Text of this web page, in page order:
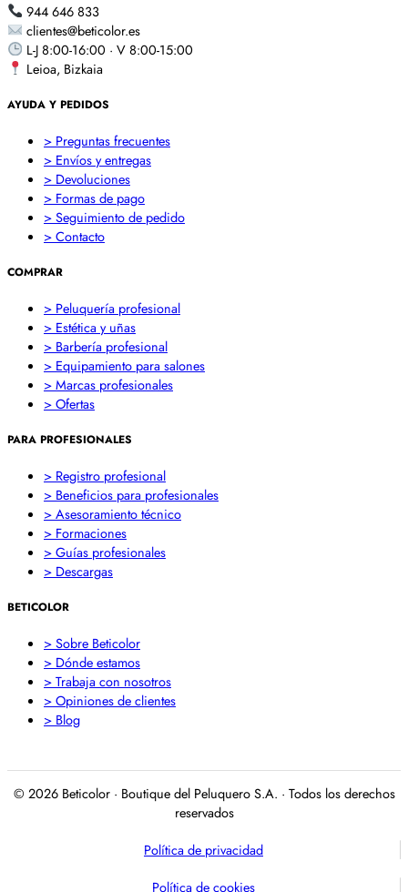
944 646 833
clientes@beticolor.es
L-J 8:00-16:00 · V 8:00-15:00
Leioa, Bizkaia
AYUDA Y PEDIDOS
> Preguntas frecuentes
> Envíos y entregas
> Devoluciones
> Formas de pago
> Seguimiento de pedido
> Contacto
COMPRAR
> Peluquería profesional
> Estética y uñas
> Barbería profesional
> Equipamiento para salones
> Marcas profesionales
> Ofertas
PARA PROFESIONALES
> Registro profesional
> Beneficios para profesionales
> Asesoramiento técnico
> Formaciones
> Guías profesionales
> Descargas
BETICOLOR
> Sobre Beticolor
> Dónde estamos
> Trabaja con nosotros
> Opiniones de clientes
> Blog
© 2026 Beticolor · Boutique del Peluquero S.A. · Todos los derechos
reservados
Política de privacidad
Política de cookies